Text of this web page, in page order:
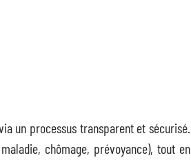
un processus transparent et sécurisé.
chômage, prévoyance), tout en